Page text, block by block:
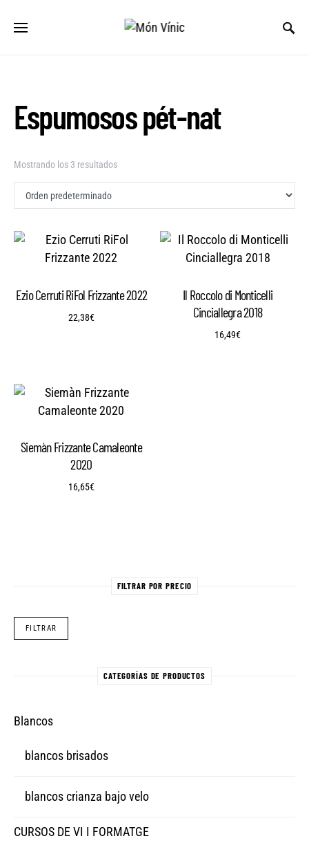
Espumosos pét-nat
Mostrando los 3 resultados
Ezio Cerruti RiFol Frizzante 2022
22,38€
Il Roccolo di Monticelli
Cinciallegra 2018
16,49€
Siemàn Frizzante Camaleonte
2020
16,65€
FILTRAR POR PRECIO
FILTRAR
CATEGORÍAS DE PRODUCTOS
Blancos
blancos brisados
blancos crianza bajo velo
CURSOS DE VI I FORMATGE